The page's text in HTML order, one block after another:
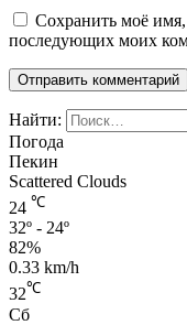
Сохранить моё имя,
последующих моих
Найти:
Погода
Пекин
Scattered Clouds
24 ℃
32º - 24º
82%
0.33 km/h
32℃
Сб